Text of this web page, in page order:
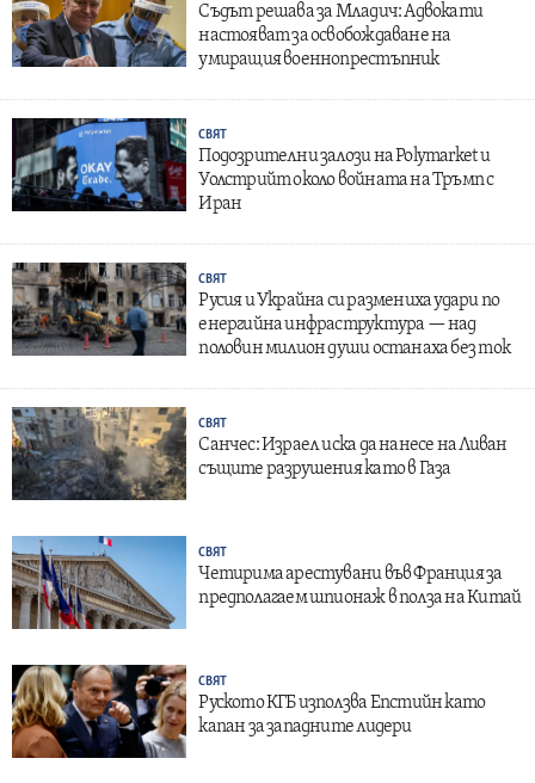
Съдът решава за Младич: Адвокати
настояват за освобождаване на
умиращия военнопрестъпник
СВЯТ
Подозрителни залози на Polymarket и
Уолстрийт около войната на Тръмп с
Иран
СВЯТ
Русия и Украйна си размениха удари по
енергийна инфраструктура — над
половин милион души останаха без ток
СВЯТ
Санчес: Израел иска да нанесе на Ливан
същите разрушения като в Газа
СВЯТ
Четирима арестувани във Франция за
предполагаем шпионаж в полза на Китай
СВЯТ
Руското КГБ използва Епстийн като
капан за западните лидери